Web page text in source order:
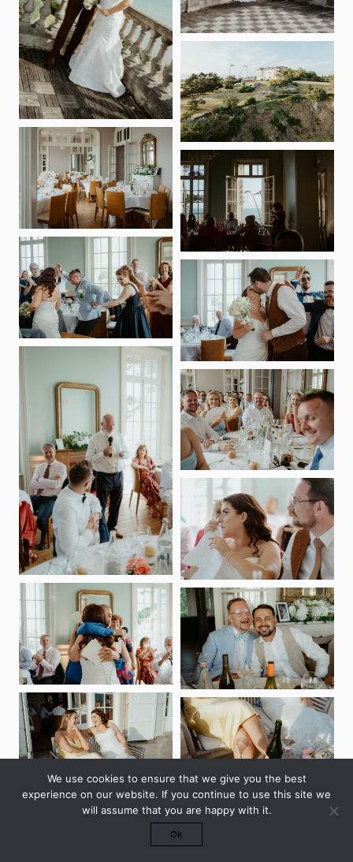
We use cookies to ensure that we give you the best
experience on our website. If you continue to use this site we
will assume that you are happy with it.
Ok